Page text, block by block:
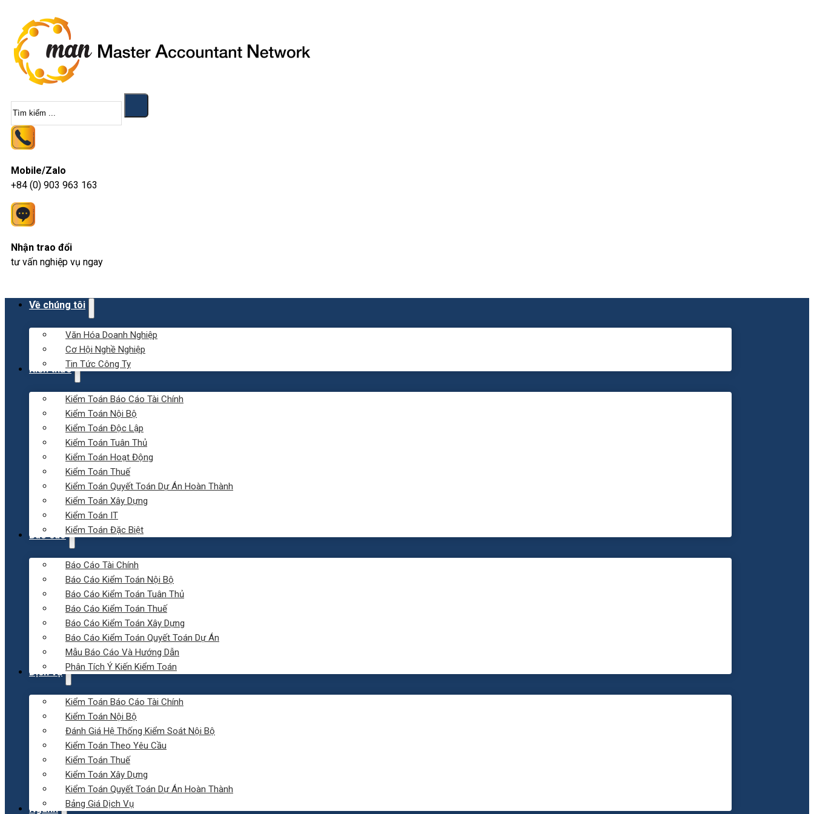
Tìm
kiếm
Mobile/Zalo
+84 (0) 903 963 163
Nhận trao đổi
tư vấn nghiệp vụ ngay
Về chúng tôi
Văn Hóa Doanh Nghiệp
Cơ Hội Nghề Nghiệp
Tin Tức Công Ty
Kiến thức
Kiểm Toán Báo Cáo Tài Chính
Kiểm Toán Nội Bộ
Kiểm Toán Độc Lập
Kiểm Toán Tuân Thủ
Kiểm Toán Hoạt Động
Kiểm Toán Thuế
Kiểm Toán Quyết Toán Dự Án Hoàn Thành
Kiểm Toán Xây Dựng
Kiểm Toán IT
Kiểm Toán Đặc Biệt
Báo cáo
Báo Cáo Tài Chính
Báo Cáo Kiểm Toán Nội Bộ
Báo Cáo Kiểm Toán Tuân Thủ
Báo Cáo Kiểm Toán Thuế
Báo Cáo Kiểm Toán Xây Dựng
Báo Cáo Kiểm Toán Quyết Toán Dự Án
Mẫu Báo Cáo Và Hướng Dẫn
Phân Tích Ý Kiến Kiểm Toán
Dịch vụ
Kiểm Toán Báo Cáo Tài Chính
Kiểm Toán Nội Bộ
Đánh Giá Hệ Thống Kiểm Soát Nội Bộ
Kiểm Toán Theo Yêu Cầu
Kiểm Toán Thuế
Kiểm Toán Xây Dựng
Kiểm Toán Quyết Toán Dự Án Hoàn Thành
Bảng Giá Dịch Vụ
Ngành